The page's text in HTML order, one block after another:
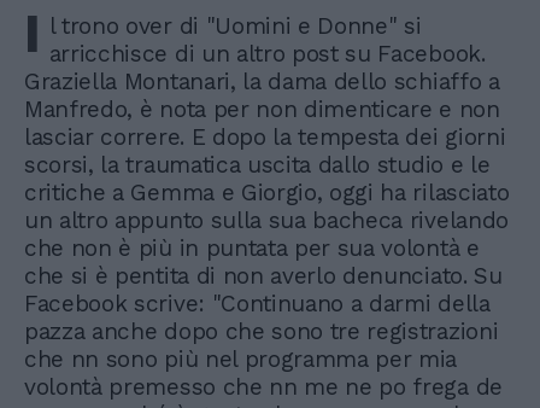
I l trono over di "Uomini e Donne" si
arricchisce di un altro post su Facebook.
Graziella Montanari, la dama dello schiaffo a
Manfredo, è nota per non dimenticare e non
lasciar correre. E dopo la tempesta dei giorni
scorsi, la traumatica uscita dallo studio e le
critiche a Gemma e Giorgio, oggi ha rilasciato
un altro appunto sulla sua bacheca rivelando
che non è più in puntata per sua volontà e
che si è pentita di non averlo denunciato. Su
Facebook scrive: "Continuano a darmi della
pazza anche dopo che sono tre registrazioni
che nn sono più nel programma per mia
volontà premesso che nn me ne po frega de